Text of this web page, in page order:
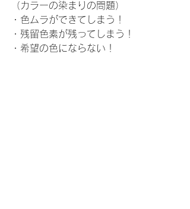
（カラーの染まりの問題）
・色ムラができてしまう！
・残留色素が残ってしまう！
・希望の色にならない！